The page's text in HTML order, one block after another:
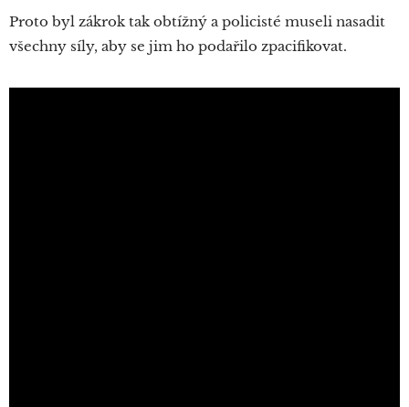
Proto byl zákrok tak obtížný a policisté museli nasadit
všechny síly, aby se jim ho podařilo zpacifikovat.